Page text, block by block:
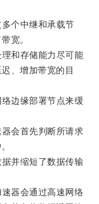
个中继和承载节
宽。
和存储能力尽可能
、增加带宽的目
边缘部署节点来缓
会首先判断所请求
并缩短了数据传输
器会通过高速网络